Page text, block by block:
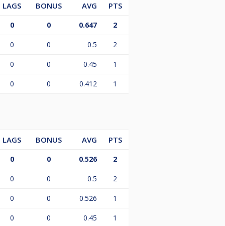
LAGS BONUS AVG
PTS
0 0 0.647 2
0 0 0.5 2
0 0 0.45 1
0 0 0.412 1
LAGS BONUS AVG
PTS
0 0 0.526 2
0 0 0.5 2
0 0 0.526 1
0 0 0.45 1